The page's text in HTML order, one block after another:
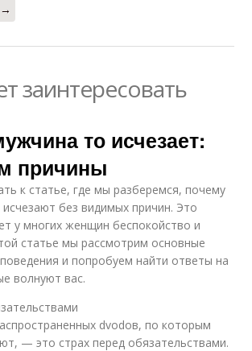
→
заинтересовать
то исчезает:
причины
к статье, где мы разберемся, почему
без видимых причин. Это
у многих женщин беспокойство и
статье мы рассмотрим основные
и попробуем найти ответы на
волнуют вас.
dvodов, по которым
— это страх перед обязательствами.